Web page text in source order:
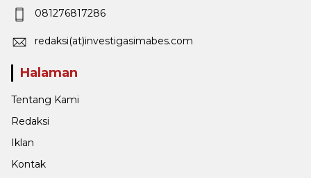
081276817286
redaksi(at)investigasimabes.com
Halaman
Tentang Kami
Redaksi
Iklan
Kontak